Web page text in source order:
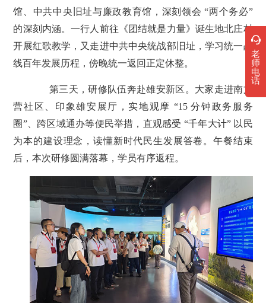
馆、中共中央旧址与廉政教育馆，深刻领会 “两个务必”
的深刻内涵。一行人前往《团结就是力量》诞生地北庄村
开展红歌教学，又走进中共中央统战部旧址，学习统一战
线百年发展历程，傍晚统一返回正定休整。
第三天，研修队伍奔赴雄安新区。大家走进南文
营社区、印象雄安展厅，实地观摩 “15 分钟政务服务
圈”、跨区域通办等便民举措，直观感受 “千年大计” 以民
为本的建设理念，读懂新时代民生发展答卷。午餐结束
后，本次研修圆满落幕，学员有序返程。
老
师
电
话